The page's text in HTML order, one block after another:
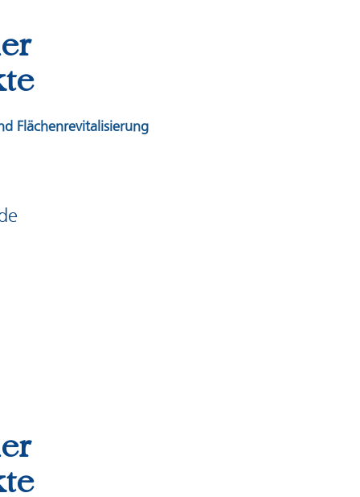
Flächenrevitalisierung